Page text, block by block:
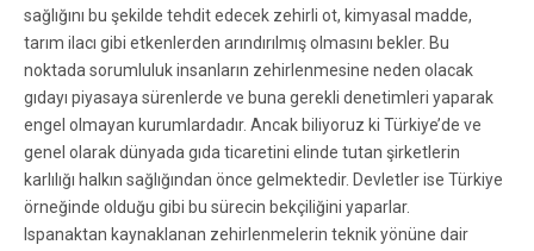
sağlığını bu şekilde tehdit edecek zehirli ot, kimyasal madde,
tarım ilacı gibi etkenlerden arındırılmış olmasını bekler. Bu
noktada sorumluluk insanların zehirlenmesine neden olacak
gıdayı piyasaya sürenlerde ve buna gerekli denetimleri yaparak
engel olmayan kurumlardadır. Ancak biliyoruz ki Türkiye’de ve
genel olarak dünyada gıda ticaretini elinde tutan şirketlerin
karlılığı halkın sağlığından önce gelmektedir. Devletler ise Türkiye
örneğinde olduğu gibi bu sürecin bekçiliğini yaparlar.
Ispanaktan kaynaklanan zehirlenmelerin teknik yönüne dair